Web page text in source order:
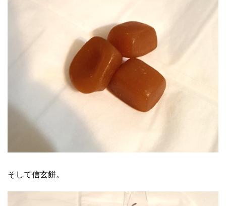
そして信玄餅。